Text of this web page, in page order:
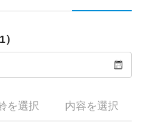
）
を選択 内容を選択